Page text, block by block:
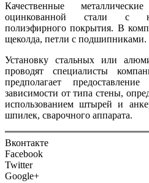
Качественные
оцинкованной стали с
полиэфирного покрытия. В
щеколда, петли с подшипниками.
Установку стальных или
проводят специалисты
предполагает
зависимости от типа стены,
использованием штырей и
шпилек, сварочного аппарата.
Вконтакте
Facebook
Twitter
Google+